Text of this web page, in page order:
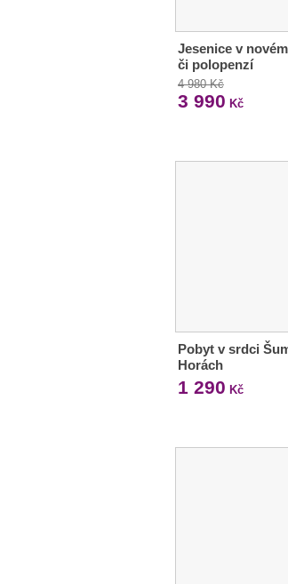
Jesenice v
či polopenzí
4 980 Kč
3 990 Kč
Pobyt v srdci
Horách
1 290 Kč